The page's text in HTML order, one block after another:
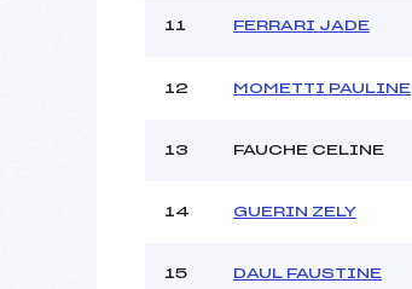
11 FERRARI JADE
12 MOMETTI PAULINE
13 FAUCHE CELINE
14 GUERIN ZELY
15 DAUL FAUSTINE